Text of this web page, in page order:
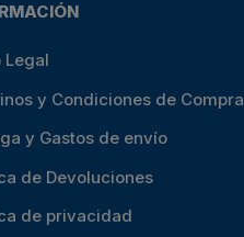
Legal
y Condiciones de Compra
y Gastos de envío
de Devoluciones
de privacidad